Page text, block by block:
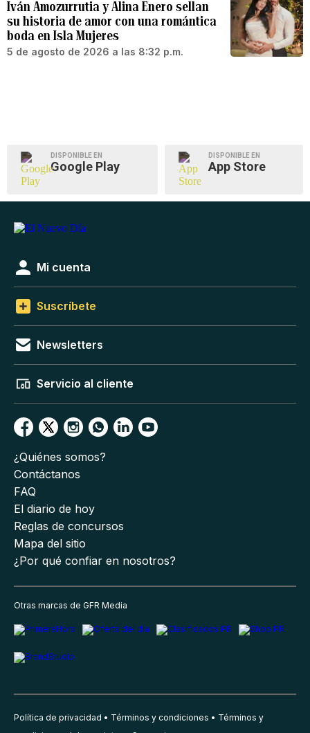
Iván Amozurrutia y Alina Enero sellan
su historia de amor con una romántica
boda en Isla Mujeres
5 de agosto de 2026 a las 8:32 p.m.
DISPONIBLE EN
Google Play
DISPONIBLE EN
App Store
Mi cuenta
Suscríbete
Newsletters
Servicio al cliente
¿Quiénes somos?
Contáctanos
FAQ
El diario de hoy
Reglas de concursos
Mapa del sitio
¿Por qué confiar en nosotros?
Otras marcas de GFR Media
Política de privacidad Términos y condiciones
Términos y